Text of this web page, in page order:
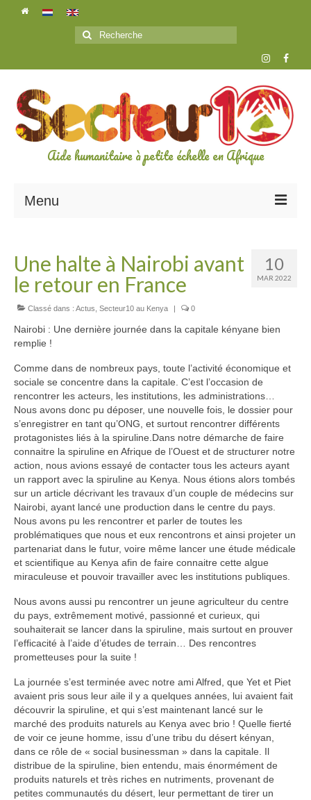
Rechercher
:
Aide humanitaire à petite échelle en Afrique
Menu
A propos de secteur10
Les bénévoles
NOS PROJETS
Culture et distribution de spiruline
Food for kids
Parrainage de lycéens
Parrainage d’étudiants
Micro-crédits pour les femmes
Soutien d’initiatives locales
Centre d’accueil Mme Céline
Soutien de l’atelier Pengd Wende
FAIRE UN DON
Faire un don
Sociétés partenaires
ACTUS
Toutes nos actus
Secteur10 au Burkina Faso
Secteur10 au Kenya
10
MAR 2022
Une halte à Nairobi avant
le retour en France
Classé dans : Actus Secteur10 au Kenya | 0
Nairobi : Une dernière journée dans la capitale kényane bien
remplie !
Comme dans de nombreux pays, toute l’activité économique et
sociale se concentre dans la capitale. C’est l’occasion de
rencontrer les acteurs, les institutions, les administrations…
Nous avons donc pu déposer, une nouvelle fois, le dossier pour
s’enregistrer en tant qu’ONG, et surtout rencontrer différents
protagonistes liés à la spiruline.Dans notre démarche de faire
connaitre la spiruline en Afrique de l’Ouest et de structurer notre
action, nous avions essayé de contacter tous les acteurs ayant
un rapport avec la spiruline au Kenya. Nous étions alors tombés
sur un article décrivant les travaux d’un couple de médecins sur
Nairobi, ayant lancé une production dans le centre du pays.
Nous avons pu les rencontrer et parler de toutes les
problématiques que nous et eux rencontrons et ainsi projeter un
partenariat dans le futur, voire même lancer une étude médicale
et scientifique au Kenya afin de faire connaitre cette algue
miraculeuse et pouvoir travailler avec les institutions publiques.
Nous avons aussi pu rencontrer un jeune agriculteur du centre
du pays, extrêmement motivé, passionné et curieux, qui
souhaiterait se lancer dans la spiruline, mais surtout en prouver
l’efficacité à l’aide d’études de terrain… Des rencontres
prometteuses pour la suite !
La journée s’est terminée avec notre ami Alfred, que Yet et Piet
avaient pris sous leur aile il y a quelques années, lui avaient fait
découvrir la spiruline, et qui s’est maintenant lancé sur le
marché des produits naturels au Kenya avec brio ! Quelle fierté
de voir ce jeune homme, issu d’une tribu du désert kényan,
dans ce rôle de « social businessman » dans la capitale. Il
distribue de la spiruline, bien entendu, mais énormément de
produits naturels et très riches en nutriments, provenant de
petites communautés du désert, leur permettant de tirer un